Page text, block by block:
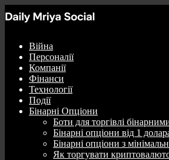
Війна
Персоналії
Компанії
Фінанси
Технології
Події
Бінарні Опціони
Боти для торгівлі
Бінарні опціони від 1
Бінарні опціони з
Як торгувати